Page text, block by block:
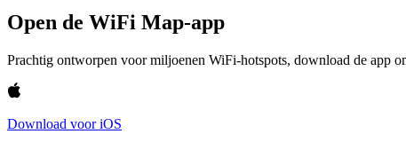
Open de WiFi Map-app
Prachtig ontworpen voor miljoenen WiFi-hotspots, download de app
Download voor iOS